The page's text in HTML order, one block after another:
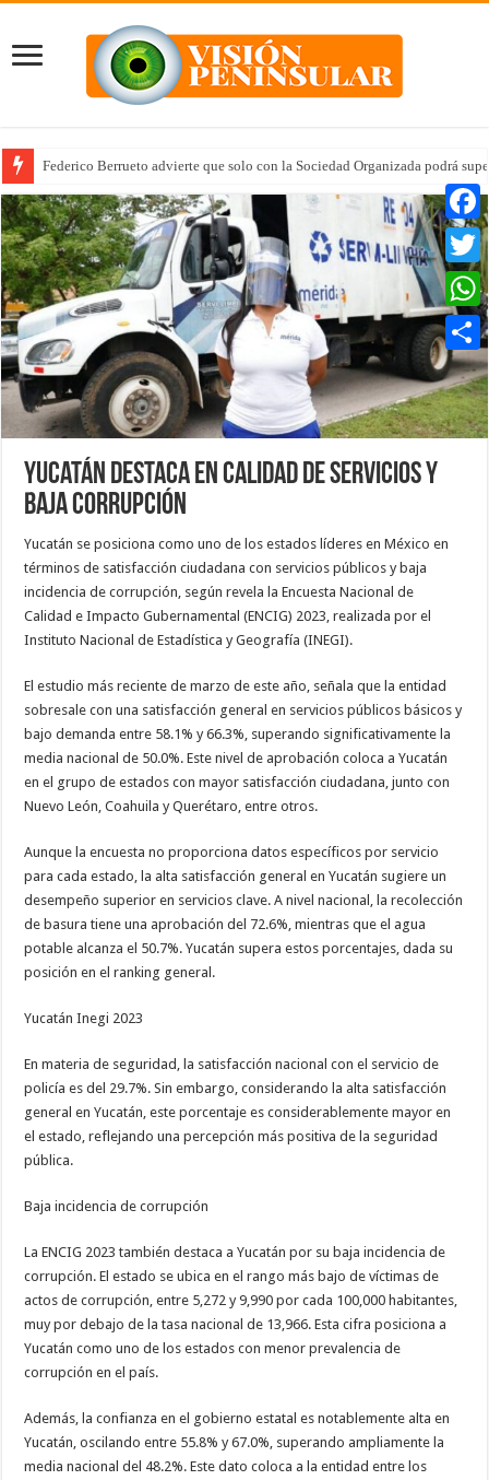
Federico Berrueto advierte que solo con la Sociedad Organizada podrá
Yucatán destaca en calidad de servicios y
baja corrupción
Yucatán se posiciona como uno de los estados líderes en México en
términos de satisfacción ciudadana con servicios públicos y baja
incidencia de corrupción, según revela la Encuesta Nacional de
Calidad e Impacto Gubernamental (ENCIG) 2023, realizada por el
Instituto Nacional de Estadística y Geografía (INEGI).
El estudio más reciente de marzo de este año, señala que la entidad
sobresale con una satisfacción general en servicios públicos básicos y
bajo demanda entre 58.1% y 66.3%, superando significativamente la
media nacional de 50.0%. Este nivel de aprobación coloca a Yucatán
en el grupo de estados con mayor satisfacción ciudadana, junto con
Nuevo León, Coahuila y Querétaro, entre otros.
Aunque la encuesta no proporciona datos específicos por servicio
para cada estado, la alta satisfacción general en Yucatán sugiere un
desempeño superior en servicios clave. A nivel nacional, la recolección
de basura tiene una aprobación del 72.6%, mientras que el agua
potable alcanza el 50.7%. Yucatán supera estos porcentajes, dada su
posición en el ranking general.
Yucatán Inegi 2023
En materia de seguridad, la satisfacción nacional con el servicio de
policía es del 29.7%. Sin embargo, considerando la alta satisfacción
general en Yucatán, este porcentaje es considerablemente mayor en
el estado, reflejando una percepción más positiva de la seguridad
pública.
Baja incidencia de corrupción
La ENCIG 2023 también destaca a Yucatán por su baja incidencia de
corrupción. El estado se ubica en el rango más bajo de víctimas de
actos de corrupción, entre 5,272 y 9,990 por cada 100,000 habitantes,
muy por debajo de la tasa nacional de 13,966. Esta cifra posiciona a
Yucatán como uno de los estados con menor prevalencia de
corrupción en el país.
Además, la confianza en el gobierno estatal es notablemente alta en
Yucatán, oscilando entre 55.8% y 67.0%, superando ampliamente la
media nacional del 48.2%. Este dato coloca a la entidad entre los
Twitter